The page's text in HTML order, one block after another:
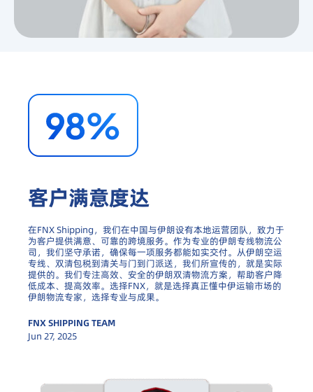
客户满意度达
在FNX Shipping，我们在中国与伊朗设有本地运营团队，致力于
为客户提供满意、可靠的跨境服务。作为专业的伊朗专线物流公
司，我们坚守承诺，确保每一项服务都能如实交付。从伊朗空运
专线、双清包税到清关与门到门派送，我们所宣传的，就是实际
提供的。我们专注高效、安全的伊朗双清物流方案，帮助客户降
低成本、提高效率。选择FNX，就是选择真正懂中伊运输市场的
伊朗物流专家，选择专业与成果。
FNX SHIPPING TEAM
Jun 27, 2025